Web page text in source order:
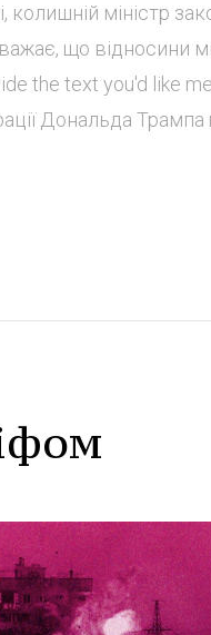
колишній міністр
що відносини
the text you'd like
Дональда